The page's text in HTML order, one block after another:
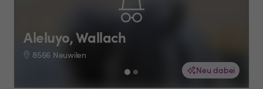
Neu dabei
Aleluyo, Wallach
8566 Neuwilen